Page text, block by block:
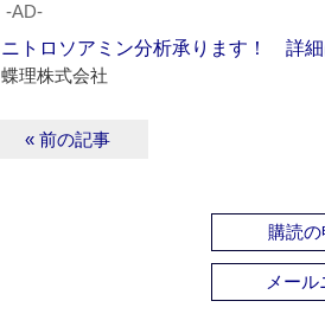
‐AD‐
ニトロソアミン分析承ります！ 詳細
蝶理株式会社
« 前の記事
購読の
メール